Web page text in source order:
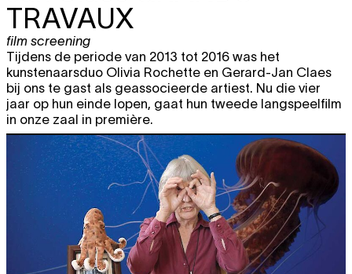
TRAVAUX
film screening
Tijdens de periode van 2013 tot 2016 was het
kunstenaarsduo Olivia Rochette en Gerard-Jan Claes
bij ons te gast als geassocieerde artiest. Nu die vier
jaar op hun einde lopen, gaat hun tweede langspeelfilm
in onze zaal in première.